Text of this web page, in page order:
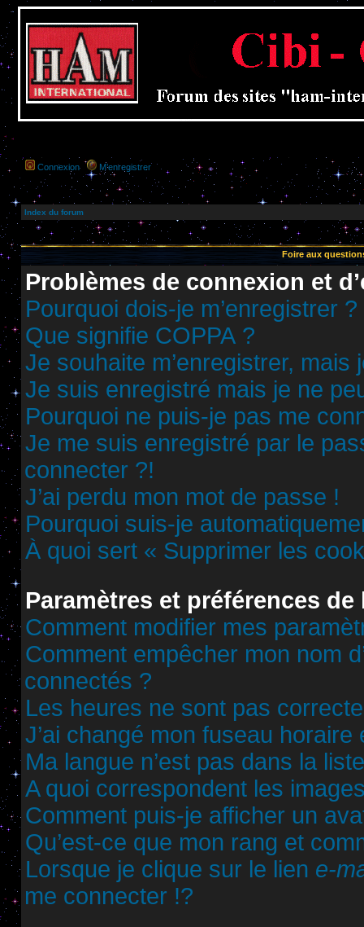
Connexion M’enregistrer
Index du forum
Foire aux
Problèmes de connexion et
Pourquoi dois-je m’enregistrer ?
Que signifie COPPA ?
Je souhaite m’enregistrer, mais
Je suis enregistré mais je ne
Pourquoi ne puis-je pas me
Je me suis enregistré par le
connecter ?!
J’ai perdu mon mot de passe !
Pourquoi suis-je
À quoi sert « Supprimer les
Paramètres et préférences de
Comment modifier mes
Comment empêcher mon nom
connectés ?
Les heures ne sont pas
J’ai changé mon fuseau
Ma langue n’est pas dans la
A quoi correspondent les
Comment puis-je afficher un
Qu’est-ce que mon rang et
Lorsque je clique sur le lien e-
me connecter !?